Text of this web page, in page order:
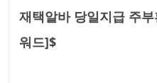
재택알바 당일지급 주
워드]$